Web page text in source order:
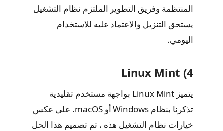
المنتظمة وفريق التطوير الملتزم نظام التشغيل
يستحق التنزيل والاعتماد عليه للاستخدام
اليومي.
4) Linux Mint
يتميز Linux Mint بواجهة مستخدم تقليدية
تذكرنا بنظام Windows أو macOS. على عكس
خيارات نظام التشغيل هذه ، تم تصميم هذا الحل